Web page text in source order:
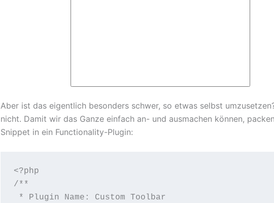
Aber ist das eigentlich besonders schwer, so etwas selbst
nicht. Damit wir das Ganze einfach an- und ausmachen können,
Snippet in ein Functionality-Plugin:
<?php
/**
* Plugin Name: Custom Toolbar